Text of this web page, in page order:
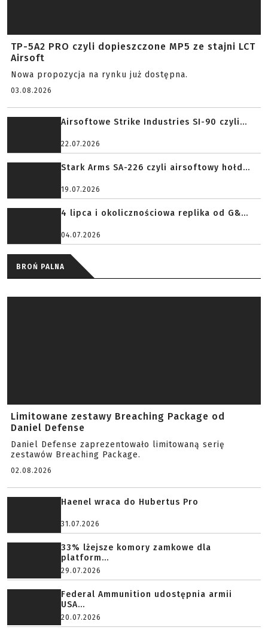
TP-5A2 PRO czyli dopieszczone MP5 ze stajni LCT
Airsoft
Nowa propozycja na rynku już dostępna.
03.08.2026
Airsoftowe Strike Industries SI-90 czyli...
22.07.2026
Stark Arms SA-226 czyli airsoftowy hołd...
19.07.2026
4 lipca i okolicznościowa replika od G&...
04.07.2026
BROŃ PALNA
Limitowane zestawy Breaching Package od
Daniel Defense
Daniel Defense zaprezentowało limitowaną serię
zestawów Breaching Package.
02.08.2026
Haenel wraca do Hubertus Pro
31.07.2026
33% lżejsze komory zamkowe dla
platform...
29.07.2026
Federal Ammunition udostępnia armii
USA...
20.07.2026